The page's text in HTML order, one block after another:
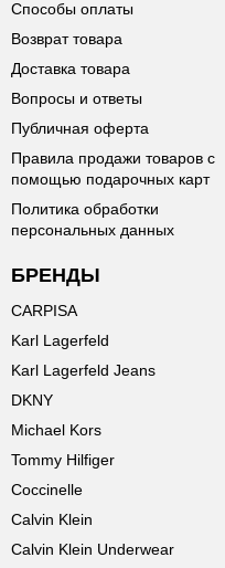
Способы оплаты
Возврат товара
Доставка товара
Вопросы и ответы
Публичная оферта
Правила продажи товаров с
помощью подарочных карт
Политика обработки
персональных данных
БРЕНДЫ
CARPISA
Karl Lagerfeld
Karl Lagerfeld Jeans
DKNY
Michael Kors
Tommy Hilfiger
Coccinelle
Calvin Klein
Calvin Klein Underwear